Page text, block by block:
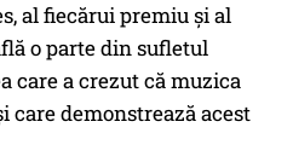
al fiecărui premiu și al
o parte din sufletul
care a crezut că muzica
care demonstrează acest